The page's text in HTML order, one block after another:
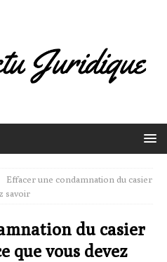
Effacer une condamnation du casier
savoir
du casier
que vous devez